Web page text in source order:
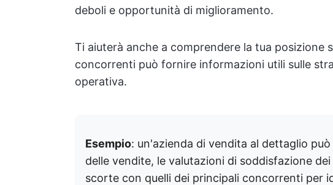
deboli e opportunità di miglioramento.
Ti aiuterà anche a comprendere la tua posizione
concorrenti può fornire informazioni utili sulle
operativa.
Esempio: un'azienda di vendita al dettaglio
delle vendite, le valutazioni di soddisfazione
scorte con quelli dei principali concorrenti per